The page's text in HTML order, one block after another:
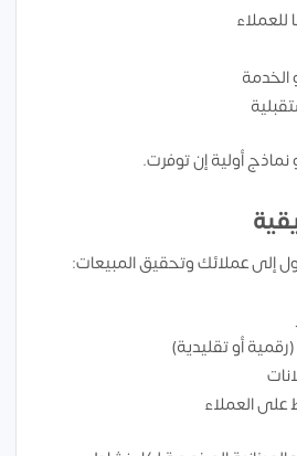
للعملاء
الخدمة
أولية إن توفرت.
إلى عملائك وتحقيق المبيعات:
أو تقليدية)
على العملاء